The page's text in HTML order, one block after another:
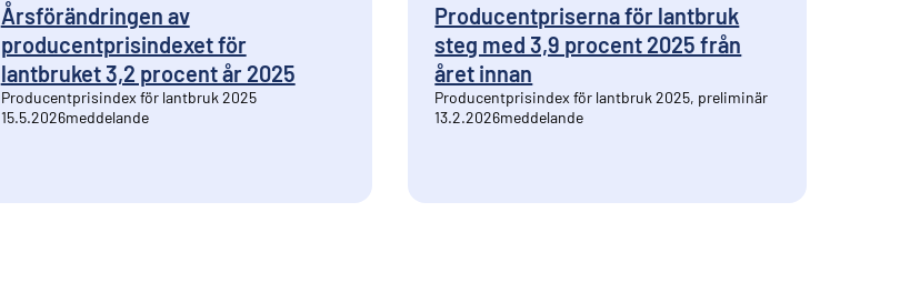
Årsförändringen av
producentprisindexet för
lantbruket 3,2 procent år 2025
Producentprisindex för lantbruk 2025
15.5.2026meddelande
Producentpriserna för lantbruk
steg med 3,9 procent 2025 från
året innan
Producentprisindex för lantbruk 2025, preliminär
13.2.2026meddelande